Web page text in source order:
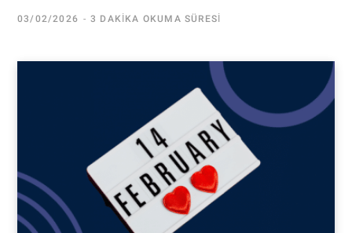
03/02/2026 3 DAKIKA OKUMA SÜRESI